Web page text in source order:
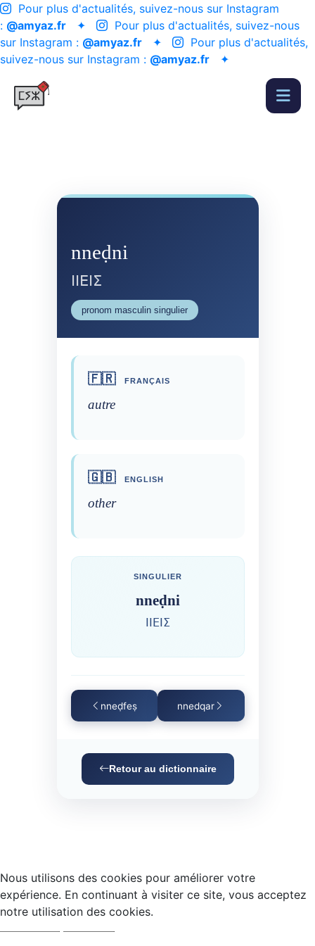
Pour plus d'actualités, suivez-nous sur Instagram
: @amyaz.fr ✦
Pour plus d'actualités, suivez-nous
sur Instagram : @amyaz.fr ✦
Pour plus d'actualités,
suivez-nous sur Instagram : @amyaz.fr ✦
nneḍni
ⵏⵏⴹⵏⵉ
pronom masculin singulier
🇫🇷 FRANÇAIS
autre
🇬🇧 ENGLISH
other
SINGULIER
nneḍni
ⵏⵏⴹⵏⵉ
nneḍfeṣ nnedqar
Retour au dictionnaire
Nous utilisons des cookies pour améliorer votre
expérience. En continuant à visiter ce site, vous acceptez
notre utilisation des cookies.